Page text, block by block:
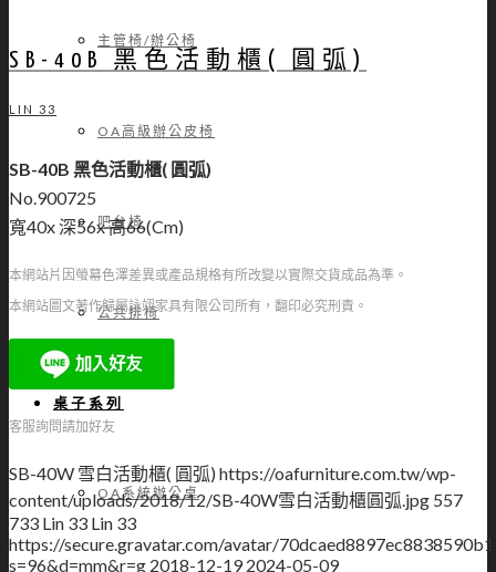
主管椅/辦公椅
OA高級辦公皮椅
吧台椅
公共排椅
桌子系列
OA系統辦公桌
SB-40B 黑色活動櫃( 圓弧)
LIN 33
SB-40B 黑色活動櫃( 圓弧)
No.900725
寬40x 深56x 高66(Cm)
本網站片因螢幕色澤差異或產品規格有所改變以實際交貨成品為準。
本網站圖文著作歸屬詠翊家具有限公司所有，翻印必究刑責。
客服詢問請加好友
SB-40W 雪白活動櫃( 圓弧) https://oafurniture.com.tw/wp-
content/uploads/2018/12/SB-40W雪白活動櫃圓弧.jpg 557
733 Lin 33 Lin 33
https://secure.gravatar.com/avatar/
s=96&d=mm&r=g 2018-12-19 2024-05-09